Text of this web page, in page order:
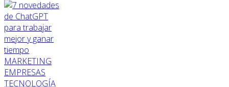
MARKETING
EMPRESAS
TECNOLOGÍA